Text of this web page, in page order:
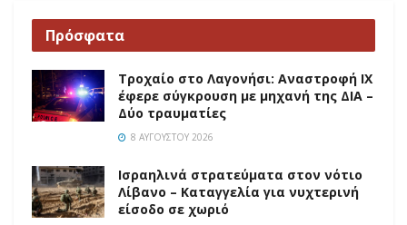
Πρόσφατα
Τροχαίο στο Λαγονήσι: Αναστροφή ΙΧ
έφερε σύγκρουση με μηχανή της ΔΙΑ –
Δύο τραυματίες
8 ΑΥΓΟΎΣΤΟΥ 2026
Ισραηλινά στρατεύματα στον νότιο
Λίβανο – Καταγγελία για νυχτερινή
είσοδο σε χωριό